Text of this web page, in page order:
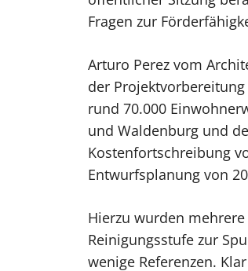
Fragen zur
Arturo Perez vom
der
rund 70.000
und Waldenburg und
Kostenfortschreibung
Entwurfsplanung von
Hierzu wurden
Reinigungsstufe zur
wenige Referenzen.